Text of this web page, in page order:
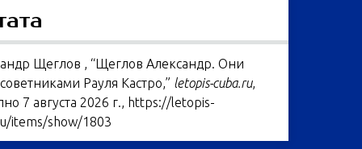
Щеглов , “Щеглов Александр. Они
Рауля Кастро,” letopis-cuba.ru,
7 августа 2026 г., https://letopis-
items/show/1803